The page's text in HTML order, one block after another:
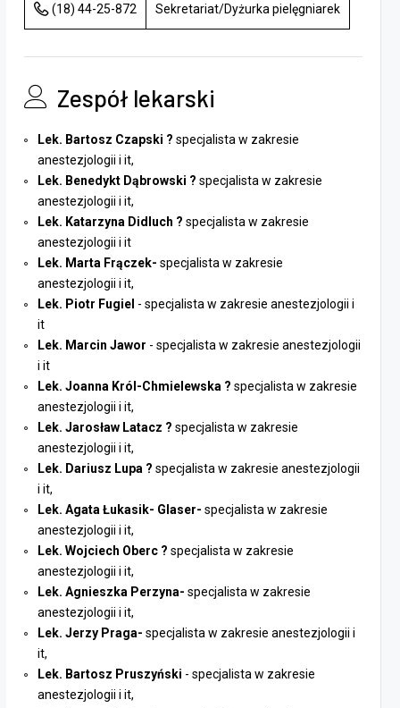
(18) 44-25-872 Sekretariat/Dyżurka pielęgniarek
Zespół lekarski
Lek. Bartosz Czapski ?specjalista w zakresie
anestezjologii i it,
Lek. Benedykt Dąbrowski ?specjalista w zakresie
anestezjologii i it,
Lek. Katarzyna Didluch ?specjalista w zakresie
anestezjologii i it
Lek. Marta Frączek- specjalista w zakresie
anestezjologii i it,
Lek. Piotr Fugiel - specjalista w zakresie anestezjologii i
it
Lek. Marcin Jawor - specjalista w zakresie anestezjologii
i it
Lek.Joanna Król-Chmielewska ? specjalista w zakresie
anestezjologii i it,
Lek. Jarosław Latacz ?specjalista w zakresie
anestezjologii i it,
Lek. Dariusz Lupa ?specjalista w zakresie anestezjologii
i it,
Lek. Agata Łukasik- Glaser-specjalista w zakresie
anestezjologii i it,
Lek. Wojciech Oberc ? specjalista w zakresie
anestezjologii i it,
Lek. Agnieszka Perzyna-specjalista w zakresie
anestezjologii i it,
Lek. Jerzy Praga-specjalista w zakresie anestezjologii i
it,
Lek. Bartosz Pruszyński - specjalista w zakresie
anestezjologii i it,